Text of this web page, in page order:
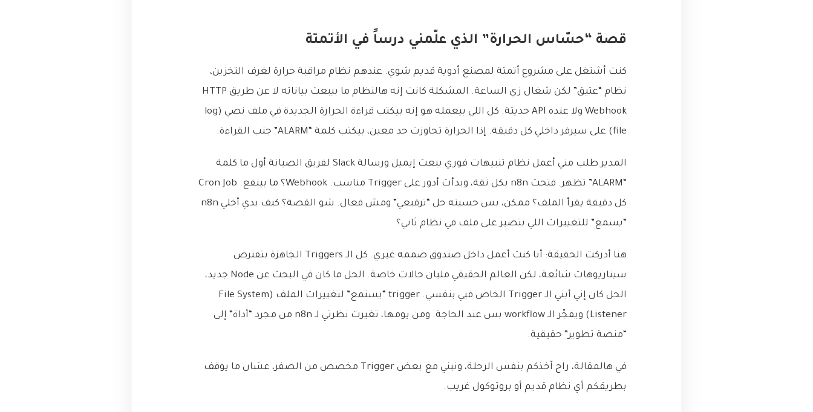
قصة “حسّاس الحرارة” الذي علّمني درساً في الأتمتة
كنت أشتغل على مشروع أتمتة لمصنع أدوية قديم شوي. عندهم نظام مراقبة حرارة لغرف التخزين،
نظام “عتيق” لكن شغال زي الساعة. المشكلة كانت إنه هالنظام ما بيبعث بياناته لا عن طريق HTTP
Webhook ولا عنده API حديثة. كل اللي بيعمله هو إنه بيكتب قراءة الحرارة الجديدة في ملف نصي (log
file) على سيرفر داخلي كل دقيقة. إذا الحرارة تجاوزت حد معين، بيكتب كلمة “ALARM” جنب القراءة.
المدير طلب مني أعمل نظام تنبيهات فوري يبعث إيميل ورسالة Slack لفريق الصيانة أول ما كلمة
“ALARM” تظهر. فتحت n8n بكل ثقة، وبدأت أدور على Trigger مناسب. Webhook؟ ما بينفع. Cron Job
كل دقيقة يقرأ الملف؟ ممكن، بس حسيته حل “ترقيعي” ومش فعال. شو القصة؟ كيف بدي أخلي n8n
“يسمع” للتغييرات اللي بتصير على ملف في نظام ثاني؟
هنا أدركت الحقيقة: أنا كنت أعمل داخل صندوق صممه غيري. كل الـ Triggers الجاهزة بتفترض
سيناريوهات شائعة، لكن العالم الحقيقي مليان حالات خاصة. الحل ما كان في البحث عن Node جديد،
الحل كان إني أبني الـ Trigger الخاص فيي بنفسي. trigger “يستمع” لتغييرات الملف (File System
Listener) ويفجّر الـ workflow بس عند الحاجة. ومن يومها، تغيرت نظرتي لـ n8n من مجرد “أداة” إلى
“منصة تطوير” حقيقية.
في هالمقالة، راح آخذكم بنفس الرحلة، ونبني مع بعض Trigger مخصص من الصفر، عشان ما يوقف
بطريقكم أي نظام قديم أو بروتوكول غريب.